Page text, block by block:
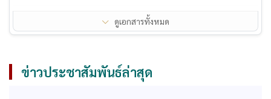
ระดับปริญญาตรี
ระดับปริญญาโท
หลักสูตรปรัชญาดุษฎี
บัณฑิต สาขาวิชาการ
ดูเอกสารทั้งหมด
ข่าวประชาสัมพันธ์ล่าสุด